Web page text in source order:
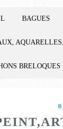
BAGUES
BRELOQUES